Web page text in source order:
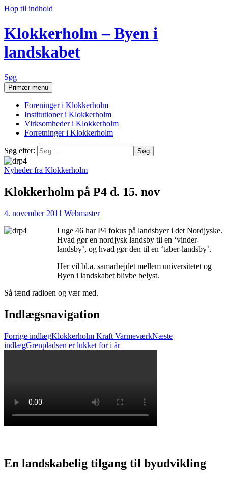
Hop til indhold
Klokkerholm – Byen i
landskabet
Søg
Primær menu
Foreninger i Klokkerholm
Institutioner i Klokkerholm
Virksomheder i Klokkerholm
Forretninger i Klokkerholm
Søg efter:
Nyheder fra Klokkerholm
Klokkerholm på P4 d. 15. nov
4. november 2011 Webmaster
I uge 46 har P4 fokus på landsbyer i det Nordjyske.
Hvad gør en nordjysk landsby til en ‘vinder-
landsby’, og hvad gør den til en ‘taber-landsby’.
Her vil bl.a. samarbejdet mellem universitetet og
Byen i landskabet blivbe belyst.
Så tænd radioen og vær med.
Indlægsnavigation
Forrige indlægKlokkerholm Kraft VarmeværkNæste
indlægGrenpladsen er lukket for i år
En landskabelig tilgang til byudvikling